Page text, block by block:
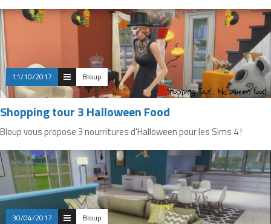
11/10/2017 Bloup
Shopping tour 3 Halloween Food
Bloup vous propose 3 nourritures d'Halloween pour les Sims 4 !
30/04/2017 Bloup